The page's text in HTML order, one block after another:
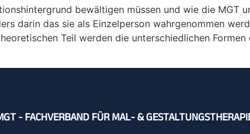
bewältigen müssen und wie die MGT
darin das sie als Einzelperson wahrgenommen
Teil werden die unterschiedlichen Formen
- FACHVERBAND FÜR MAL- &